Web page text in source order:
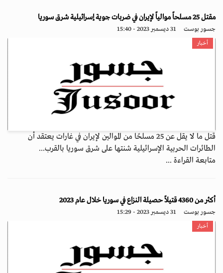
مقتل 25 مسلحاً موالياً لإيران في ضربات جوية إسرائيلية شرق سوريا
جسور بوست 31 ديسمبر 2023 - 15:40
أخبار
قتل ما لا يقل عن 25 مسلحًا من الموالين لإيران في غارات يعتقد أن
الطائرات الحربية الإسرائيلية شنتها على شرق سوريا بالقرب...
متابعة القراءة ...
أكثر من 4360 قتيلاً حصيلة النزاع في سوريا خلال عام 2023
جسور بوست 31 ديسمبر 2023 - 15:29
أخبار